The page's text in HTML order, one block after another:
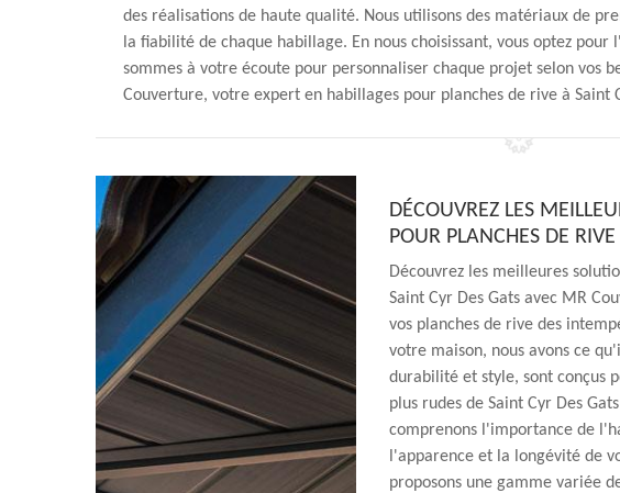
des réalisations de haute qualité. Nous utilisons des matériaux de
la fiabilité de chaque habillage. En nous choisissant, vous optez
sommes à votre écoute pour personnaliser chaque projet selon vos
Couverture, votre expert en habillages pour planches de rive à Saint
DÉCOUVREZ LES
POUR PLANCHES DE
Découvrez les meilleures
Saint Cyr Des Gats avec MR
vos planches de rive des
votre maison, nous avons ce
durabilité et style, sont conçus
plus rudes de Saint Cyr Des
comprenons l'importance de
l'apparence et la longévité de
proposons une gamme variée